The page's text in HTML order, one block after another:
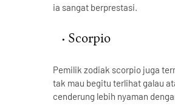
ia sangat berprestasi.
Scorpio
Pemilik zodiak scorpio juga
tak mau begitu terlihat galau
cenderung lebih nyaman